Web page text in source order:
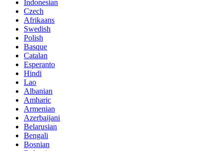
Indonesian
Czech
Afrikaans
Swedish
Polish
Basque
Catalan
Esperanto
Hindi
Lao
Albanian
Amharic
Armenian
Azerbaijani
Belarusian
Bengali
Bosnian